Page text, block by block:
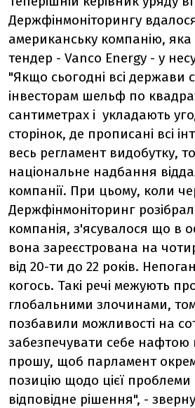
Держфінмоніторингу
американську компанію,
тендер - Vanco Energy - у
"Якщо сьогодні всі держави
інвесторам шельф по
сантиметрах і укладають
сторінок, де прописані всі
весь регламент видобутку,
національне надбання
компанії. При цьому, коли
Держфінмоніторинг
компанія, з'ясувалося що в
вона зареєстрована на
від 20-ти до 22 років.
когось. Такі речі межують
глобальними злочинами,
позбавили можливості на
забезпечувати себе нафтою
прошу, щоб парламент
позицію щодо цієї проблеми
відповідне рішення", -